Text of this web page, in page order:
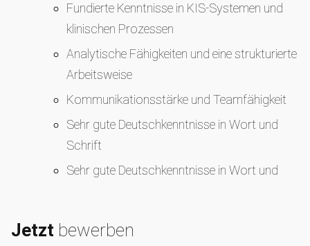
Fundierte Kenntnisse in KIS-Systemen und
klinischen Prozessen
Analytische Fähigkeiten und eine strukturierte
Arbeitsweise
Kommunikationsstärke und Teamfähigkeit
Sehr gute Deutschkenntnisse in Wort und
Schrift
Sehr gute Deutschkenntnisse in Wort und
Jetzt bewerben